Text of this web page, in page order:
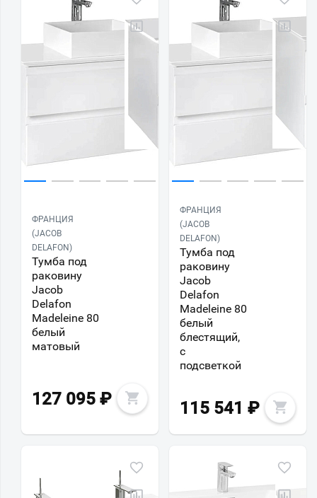
ФРАНЦИЯ
(JACOB
DELAFON)
Тумба под
раковину
Jacob
Delafon
Madeleine 80
белый
матовый
127 095 ₽
ФРАНЦИЯ
(JACOB
DELAFON)
Тумба под
раковину
Jacob
Delafon
Madeleine 80
белый
блестящий,
с
подсветкой
115 541 ₽